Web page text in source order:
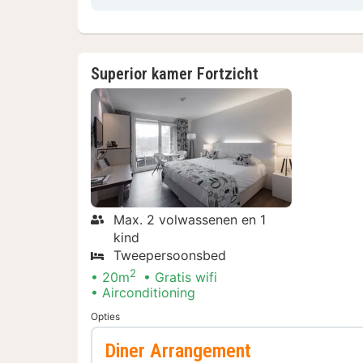
Superior kamer Fortzicht
Max. 2 volwassenen en 1
kind
Tweepersoonsbed
20m2
Gratis wifi
Airconditioning
Opties
Diner Arrangement